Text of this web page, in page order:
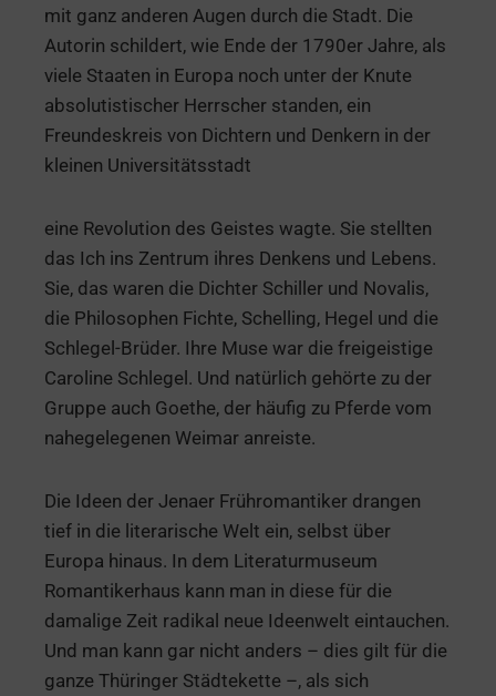
mit ganz anderen Augen durch die Stadt. Die
Autorin schildert, wie Ende der 1790er Jahre, als
viele Staaten in Europa noch unter der Knute
absolutistischer Herrscher standen, ein
Freundeskreis von Dichtern und Denkern in der
kleinen Universitätsstadt
eine Revolution des Geistes wagte. Sie stellten
das Ich ins Zentrum ihres Denkens und Lebens.
Sie, das waren die Dichter Schiller und Novalis,
die Philosophen Fichte, Schelling, Hegel und die
Schlegel-Brüder. Ihre Muse war die freigeistige
Caroline Schlegel. Und natürlich gehörte zu der
Gruppe auch Goethe, der häufig zu Pferde vom
nahegelegenen Weimar anreiste.
Die Ideen der Jenaer Frühromantiker drangen
tief in die literarische Welt ein, selbst über
Europa hinaus. In dem Literaturmuseum
Romantikerhaus kann man in diese für die
damalige Zeit radikal neue Ideenwelt eintauchen.
Und man kann gar nicht anders – dies gilt für die
ganze Thüringer Städtekette –, als sich